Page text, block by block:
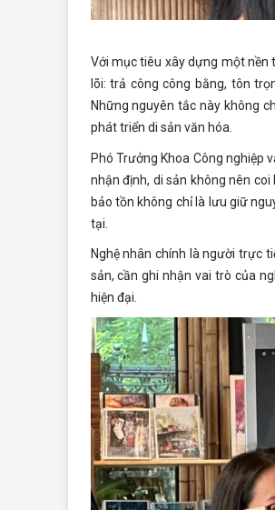
Với mục tiêu xây dựng một nền
lõi: trả công công bằng, tôn
Những nguyên tắc này không
phát triển di sản văn hóa.
Phó Trưởng Khoa Công nghiệp
nhận định, di sản không nên
bảo tồn không chỉ là lưu giữ
tại.
Nghệ nhân chính là người trực
sản, cần ghi nhận vai trò của
hiện đại.